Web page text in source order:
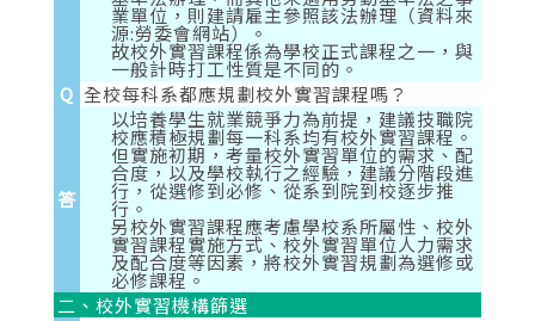
業單位，則建請雇主參照該法辦理（資料來
源:勞委會網站）。
故校外實習課程係為學校正式課程之一，與
一般計時打工性質是不同的。
Q 全校每科系都應規劃校外實習課程嗎？
答
以培養學生就業競爭力為前提，建議技職院
校應積極規劃每一科系均有校外實習課程。
但實施初期，考量校外實習單位的需求、配
合度，以及學校執行之經驗，建議分階段進
行，從選修到必修、從系到院到校逐步推
行。
另校外實習課程應考慮學校系所屬性、校外
實習課程實施方式、校外實習單位人力需求
及配合度等因素，將校外實習規劃為選修或
必修課程。
二、校外實習機構篩選